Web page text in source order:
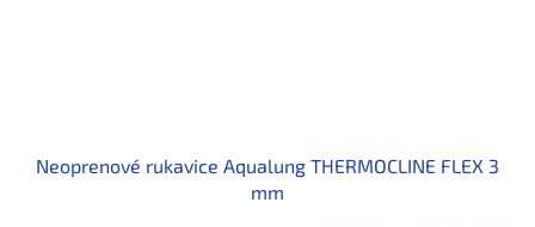
Neoprenové rukavice Aqualung THERMOCLINE FLEX 3
mm